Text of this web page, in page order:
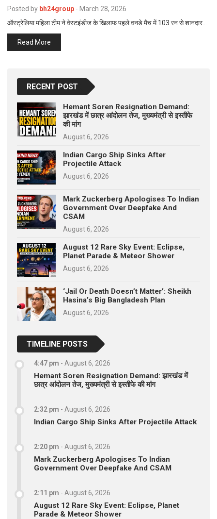
Posted by bh24group - March 28, 2026
ऑस्ट्रेलिया महिला टीम ने वेस्टइंडीज के खिलाफ पहले वनडे मैच में 103 रन से शानदार…
Read More
RECENT POST
Hemant Soren Resignation Demand:
झारखंड में छात्र आंदोलन तेज, मुख्यमंत्री से इस्तीफे
की मांग
August 6, 2026
Indian Cargo Ship Sinks After
Projectile Attack
August 6, 2026
Mark Zuckerberg Apologises To Indian
Government Over Deepfake And
CSAM
August 6, 2026
August 12 Rare Sky Event: Eclipse,
Planet Parade & Meteor Shower
August 6, 2026
‘Jail Or Death Doesn’t Matter’: Sheikh
Hasina’s Big Bangladesh Plan
August 6, 2026
TIMELINE POSTS
4:47 pm - August 6, 2026
Hemant Soren Resignation Demand: झारखंड में
छात्र आंदोलन तेज, मुख्यमंत्री से इस्तीफे की मांग
2:32 pm - August 6, 2026
Indian Cargo Ship Sinks After Projectile Attack
2:20 pm - August 6, 2026
Mark Zuckerberg Apologises To Indian
Government Over Deepfake And CSAM
2:11 pm - August 6, 2026
August 12 Rare Sky Event: Eclipse, Planet
Parade & Meteor Shower
s